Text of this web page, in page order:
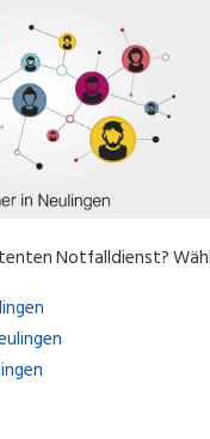
Notfalldienst?